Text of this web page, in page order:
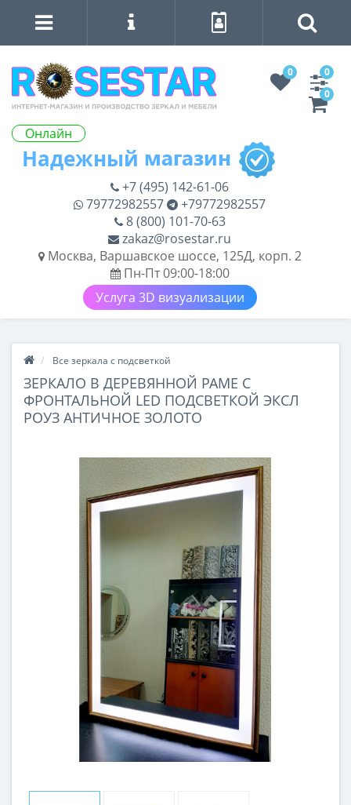
Онлайн
0
0
0
+7 (495) 142-61-06
79772982557
+79772982557
8 (800) 101-70-63
zakaz@rosestar.ru
Москва, Варшавское шоссе, 125Д, корп. 2
Пн-Пт 09:00-18:00
Услуга 3D визуализации
Все зеркала с подсветкой
ЗЕРКАЛО В ДЕРЕВЯННОЙ РАМЕ С
ФРОНТАЛЬНОЙ LED ПОДСВЕТКОЙ ЭКСЛ
РОУЗ АНТИЧНОЕ ЗОЛОТО